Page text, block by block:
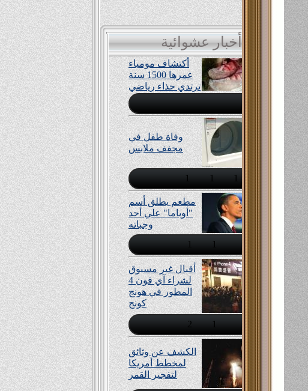
....مره وحدة روحت على بيتها متاخر قال لها زوجها :انتى كنتى فين يا مدام ؟؟؟
قالت :لا
أخبار عشوائية
أكتشاف مومياء
عمرها 1500 سنة
ترتدي حذاء رياضي
وفاة طفل في
مجفف ملابس
1 1 1
مطعم يطلق أسم
"أوباما" علي أحد
وجباته
1
1
أقبال غير مسبوق
لشراء آي فون 4
المطور في هونج
كونج
2 1
الكشف عن وثائق
لمخطط أمريكا
لتفجير القمر